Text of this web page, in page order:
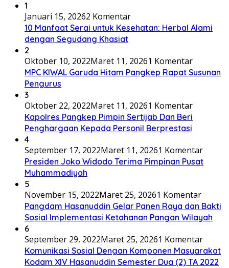
1
Januari 15, 20262 Komentar
10 Manfaat Serai untuk Kesehatan: Herbal Alami
dengan Segudang Khasiat
2
Oktober 10, 2022Maret 11, 20261 Komentar
MPC KIWAL Garuda Hitam Pangkep Rapat Susunan
Pengurus
3
Oktober 22, 2022Maret 11, 20261 Komentar
Kapolres Pangkep Pimpin Sertijab Dan Beri
Penghargaan Kepada Personil Berprestasi
4
September 17, 2022Maret 11, 20261 Komentar
Presiden Joko Widodo Terima Pimpinan Pusat
Muhammadiyah
5
November 15, 2022Maret 25, 20261 Komentar
Pangdam Hasanuddin Gelar Panen Raya dan Bakti
Sosial Implementasi Ketahanan Pangan Wilayah
6
September 29, 2022Maret 25, 20261 Komentar
Komunikasi Sosial Dengan Komponen Masyarakat
Kodam XIV Hasanuddin Semester Dua (2) TA 2022